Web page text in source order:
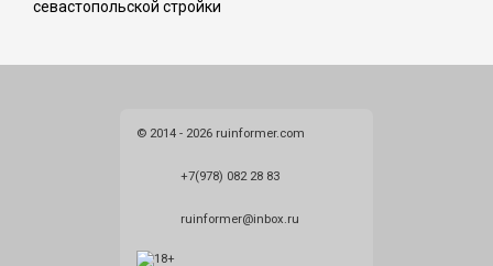
севастопольской стройки
© 2014 - 2026 ruinformer.com
+7(978) 082 28 83
ruinformer@inbox.ru